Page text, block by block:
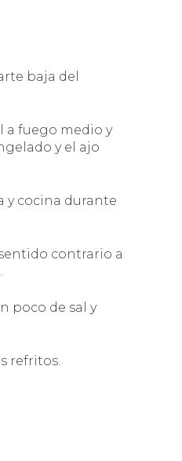
baja del
a fuego medio y
y el ajo
y cocina durante
contrario a
poco de sal y
refritos.